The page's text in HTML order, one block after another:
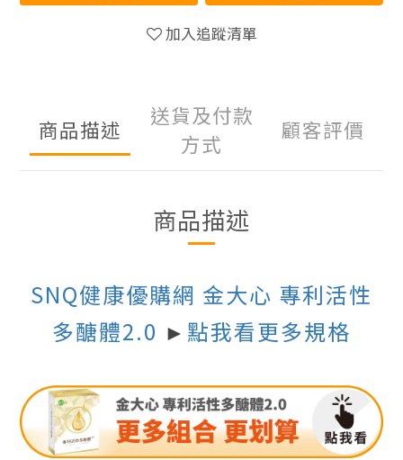
加入追蹤清單
商品描述
送貨及付款
方式
顧客評價
商品描述
SNQ健康優購網 金大心 專利活性
多醣體2.0 ► 點我看更多規格